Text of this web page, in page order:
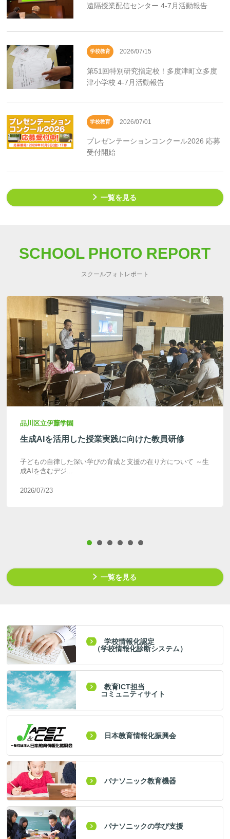
遠隔授業配信センター 4-7月活動報告
学校教育 2026/07/15
第51回特別研究指定校！多度津町立多度
津小学校 4-7月活動報告
学校教育 2026/07/01
プレゼンテーションコンクール2026 応募
受付開始
一覧を見る
SCHOOL PHOTO REPORT
スクールフォトレポート
品川区立伊藤学園
生成AIを活用した授業実践に向けた教員研修
子どもの自律した深い学びの育成と支援の在り方について ～生
成AIを含むデジ...
2026/07/23
一覧を見る
学校情報化認定
（学校情報化診断システム）
教育ICT担当
コミュニティサイト
日本教育情報化振興会
パナソニック教育機器
パナソニックの学び支援